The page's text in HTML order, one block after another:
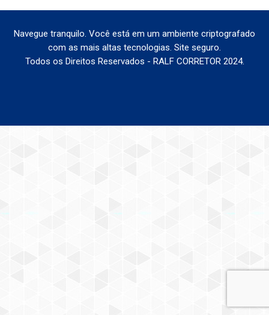
Navegue tranquilo. Você está em um ambiente criptografado
com as mais altas tecnologias. Site seguro.
Todos os Direitos Reservados - RALF CORRETOR 2024.